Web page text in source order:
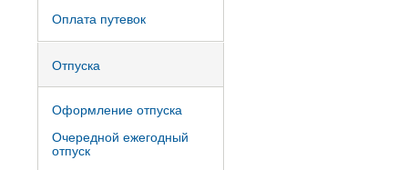
Оплата путевок
Отпуска
Оформление отпуска
Очередной ежегодный
отпуск